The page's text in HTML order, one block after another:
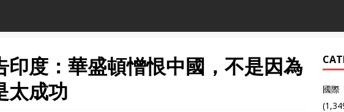
印度：華盛頓憎恨中國，不是因為
太成功
國際